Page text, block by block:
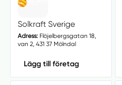
Solkraft Sverige
Adress:Flöjelbergsgatan 18,
van 2, 431 37 Mölndal
Lägg till företag